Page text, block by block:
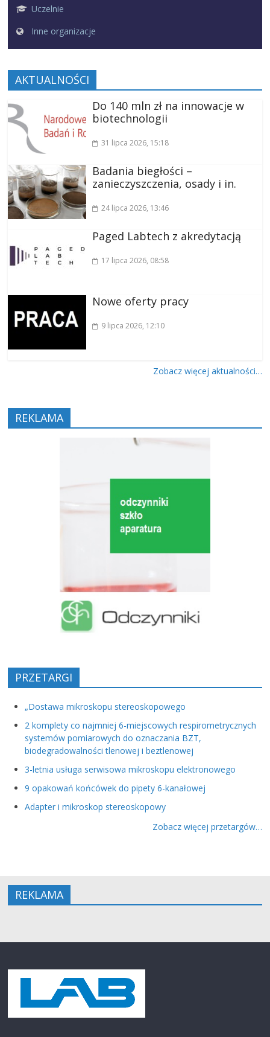
Uczelnie
Inne organizacje
AKTUALNOŚCI
Do 140 mln zł na innowacje w
biotechnologii
31 lipca 2026, 15:18
Badania biegłości –
zanieczyszczenia, osady i in.
24 lipca 2026, 13:46
Paged Labtech z akredytacją
17 lipca 2026, 08:58
Nowe oferty pracy
9 lipca 2026, 12:10
Zobacz więcej aktualności…
REKLAMA
PRZETARGI
„Dostawa mikroskopu stereoskopowego
2 komplety co najmniej 6-miejscowych respirometrycznych
systemów pomiarowych do oznaczania BZT,
biodegradowalności tlenowej i beztlenowej
3-letnia usługa serwisowa mikroskopu elektronowego
9 opakowań końcówek do pipety 6-kanałowej
Adapter i mikroskop stereoskopowy
Zobacz więcej przetargów…
REKLAMA